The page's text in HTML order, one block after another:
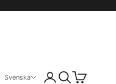
Svenska